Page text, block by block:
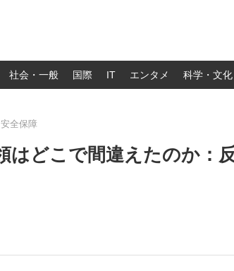
社会・一般 国際 IT エンタメ 科学・文化
全保障
はどこで間違えたのか：